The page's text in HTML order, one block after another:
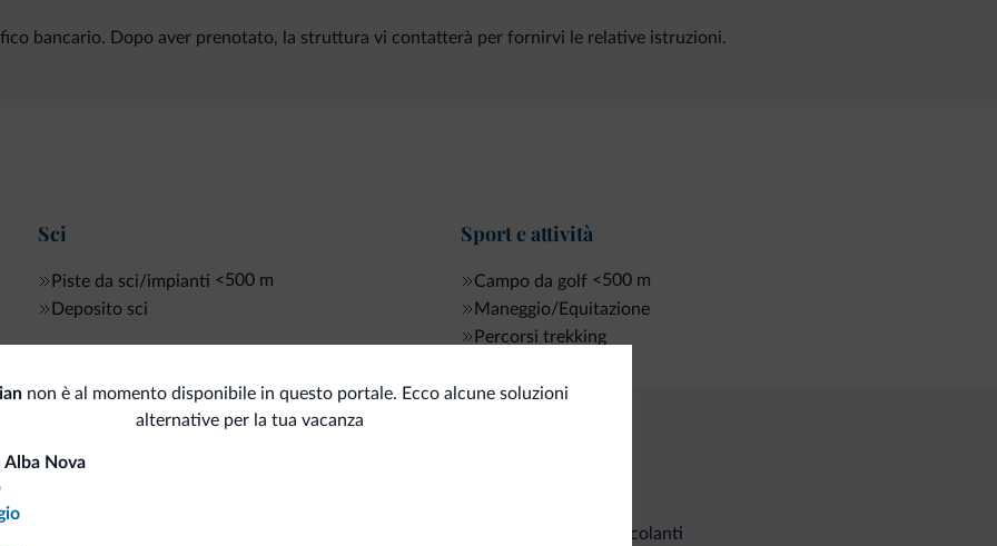
bancario. Dopo aver prenotato, la struttura vi contatterà per fornirvi le relative istruzioni.
Sci
Piste da sci/impianti <500 m
Deposito sci
Sport e attività
Campo da golf <500 m
Maneggio/Equitazione
Percorsi trekking
non è al momento disponibile in questo portale. Ecco alcune soluzioni
alternative per la tua vacanza
Alba Nova
Richieste non vincolanti